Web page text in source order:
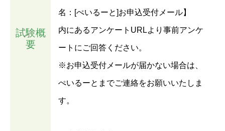
試験概
要
名：[ぺいるーと]お申込受付メール】
内にあるアンケートURLより事前アンケ
ートにご回答ください。
※お申込受付メールが届かない場合は、
ぺいるーとまでご連絡をお願いいたしま
す。